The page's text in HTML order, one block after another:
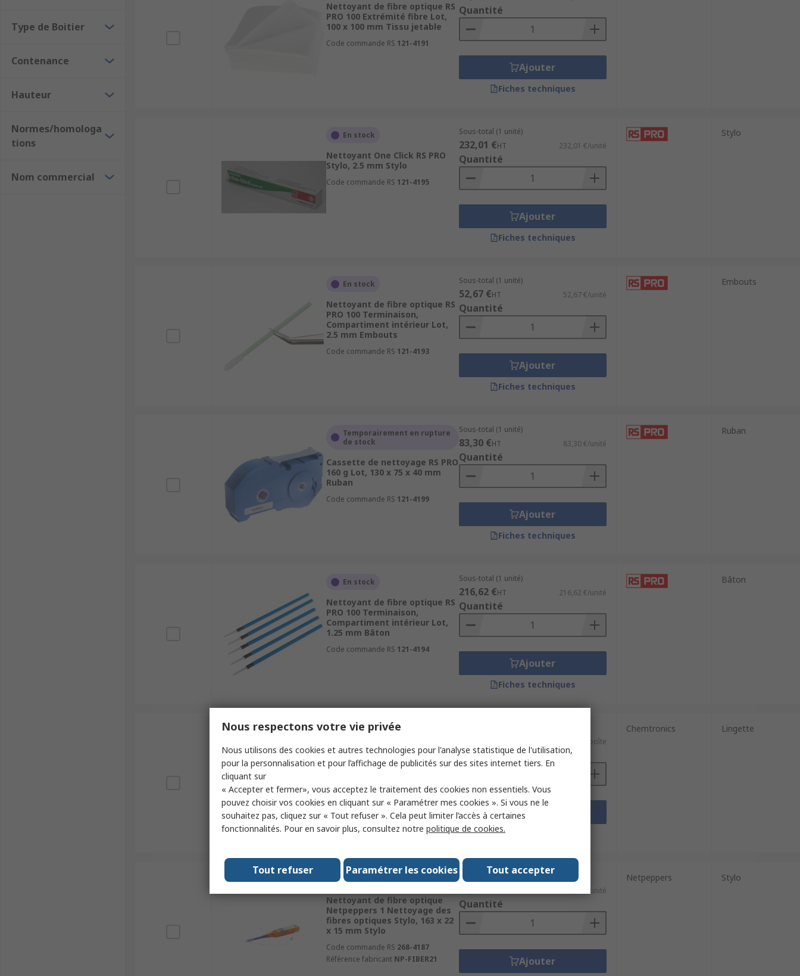
Type de Boitier
Contenance
Hauteur
Normes/homologa
tions
Nom commercial
Nettoyant de fibre optique RS
PRO 100 Extrémité fibre Lot,
100 x 100 mm Tissu jetable
Code commande RS 121-4191
Quantité
Ajouter
Fiches techniques
En stock
Nettoyant One Click RS PRO
Stylo, 2.5 mm Stylo
Code commande RS 121-4195
Sous-total (1 unité)
232,01 €HT 232,01 €/unité
Quantité
Ajouter
Fiches techniques
Stylo
En stock
Nettoyant de fibre optique RS
PRO 100 Terminaison,
Compartiment intérieur Lot,
2.5 mm Embouts
Code commande RS 121-4193
Sous-total (1 unité)
52,67 €HT 52,67 €/unité
Quantité
Ajouter
Fiches techniques
Embouts
Temporairement en rupture
de stock
Cassette de nettoyage RS PRO
160 g Lot, 130 x 75 x 40 mm
Ruban
Code commande RS 121-4199
Sous-total (1 unité)
83,30 €HT 83,30 €/unité
Quantité
Ajouter
Fiches techniques
Ruban
En stock
Nettoyant de fibre optique RS
PRO 100 Terminaison,
Compartiment intérieur Lot,
1.25 mm Bâton
Code commande RS 121-4194
Sous-total (1 unité)
216,62 €HT 216,62 €/unité
Quantité
Ajouter
Fiches techniques
Bâton
En stock
Nettoyant de fibre optique
Chemtronics 50 Connecteurs
pour fibres optiques, Écran
x 210 mm
Code commande RS 236-1981
Référence fabricantCP410
44,56 €/boîte
Quantité
Ajouter
Fiches techniques
Chemtronics Lingette
En stock
Nettoyant de fibre optique
Netpeppers 1 Nettoyage des
fibres optiques Stylo, 163 x 22
x 15 mm Stylo
Code commande RS 268-4187
Référence fabricant NP-FIBER21
Sous-total (1 unité)
45,90 €/unité
Quantité
Ajouter
Netpeppers Stylo
Nous respectons votre vie privée
Nous utilisons des cookies et autres technologies pour l'analyse statistique de l'utilisation,
pour la personnalisation et pour l’affichage de publicités sur des sites internet tiers. En
cliquant sur
« Accepter et fermer», vous acceptez le traitement des cookies non essentiels. Vous
pouvez choisir vos cookies en cliquant sur « Paramétrer mes cookies ». Si vous ne le
souhaitez pas, cliquez sur « Tout refuser ». Cela peut limiter l’accès à certaines
fonctionnalités. Pour en savoir plus, consultez notre politique de cookies.
Tout accepter
Paramétrer les cookies
Tout refuser